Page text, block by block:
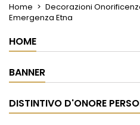
Home Decorazioni
Emergenza Etna
HOME
BANNER
DISTINTIVO D'ONORE